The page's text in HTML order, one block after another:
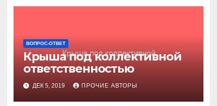
ВОПРОС-ОТВЕТ
Крыша под коллективной
ответственностью
ДЕК 5, 2019 ПРОЧИЕ АВТОРЫ